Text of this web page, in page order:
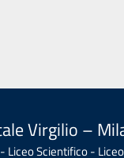
Virgilio –
Liceo Scientifico -